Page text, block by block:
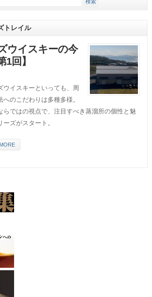
トレイル
ウイスキーの今
回】
ウイスキーといっても、周
へのこだわりは多種多様。
らではの視点で、注目すべき蒸溜所の個性と魅
ズがスタート。